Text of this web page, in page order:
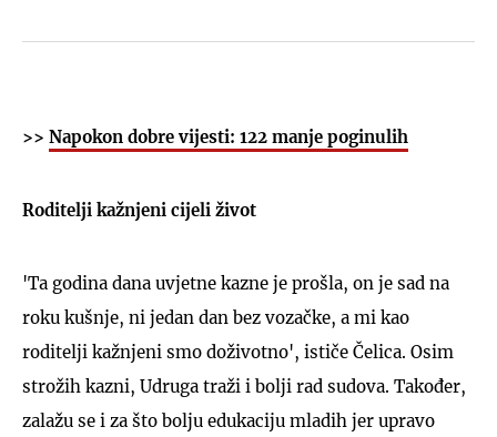
>> Napokon dobre vijesti: 122 manje poginulih
Roditelji kažnjeni cijeli život
'Ta godina dana uvjetne kazne je prošla, on je sad na
roku kušnje, ni jedan dan bez vozačke, a mi kao
roditelji kažnjeni smo doživotno', ističe Čelica. Osim
strožih kazni, Udruga traži i bolji rad sudova. Također,
zalažu se i za što bolju edukaciju mladih jer upravo